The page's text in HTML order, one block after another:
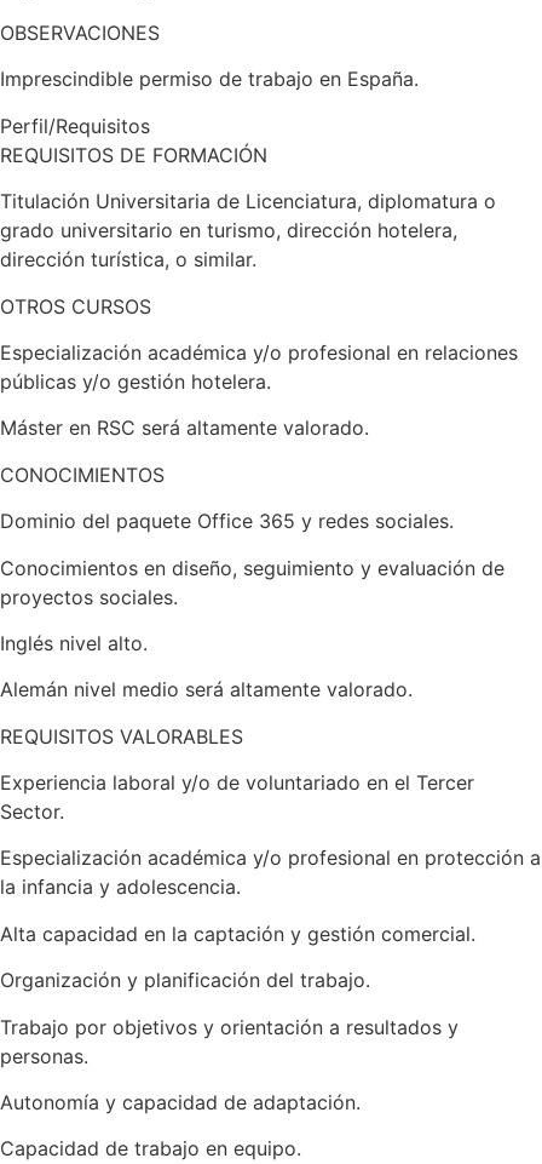
OBSERVACIONES
Imprescindible permiso de trabajo en España.
Perfil/Requisitos
REQUISITOS DE FORMACIÓN
Titulación Universitaria de Licenciatura, diplomatura o
grado universitario en turismo, dirección hotelera,
dirección turística, o similar.
OTROS CURSOS
Especialización académica y/o profesional en relaciones
públicas y/o gestión hotelera.
Máster en RSC será altamente valorado.
CONOCIMIENTOS
Dominio del paquete Office 365 y redes sociales.
Conocimientos en diseño, seguimiento y evaluación de
proyectos sociales.
Inglés nivel alto.
Alemán nivel medio será altamente valorado.
REQUISITOS VALORABLES
Experiencia laboral y/o de voluntariado en el Tercer
Sector.
Especialización académica y/o profesional en protección a
la infancia y adolescencia.
Alta capacidad en la captación y gestión comercial.
Organización y planificación del trabajo.
Trabajo por objetivos y orientación a resultados y
personas.
Autonomía y capacidad de adaptación.
Capacidad de trabajo en equipo.